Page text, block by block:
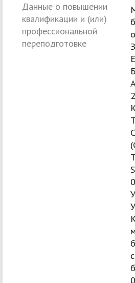
Данные о повышении
квалификации и (или)
профессиональной
переподготовке